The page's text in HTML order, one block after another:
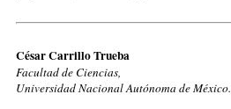
César Carrillo Trueba
Facultad de Ciencias,
Universidad Nacional Autónoma de México.